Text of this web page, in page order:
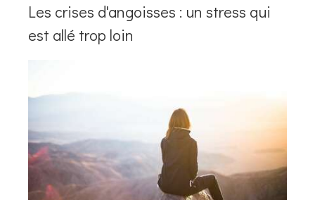
Les crises d'angoisses : un stress qui
est allé trop loin